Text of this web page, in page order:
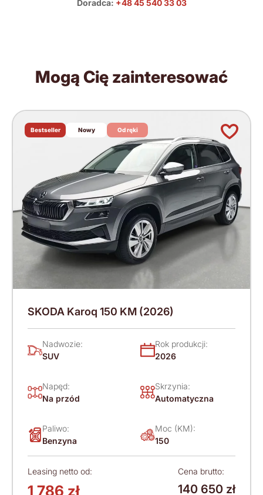
Doradca: +48 45 540 33 03
Mogą Cię zainteresować
Bestseller Nowy Od ręki
SKODA Karoq 150 KM (2026)
Nadwozie:
SUV
Rok produkcji:
2026
Napęd:
Na przód
Skrzynia:
Automatyczna
Paliwo:
Benzyna
Moc (KM):
150
Leasing netto od:
1 786 zł
Cena brutto:
140 650 zł